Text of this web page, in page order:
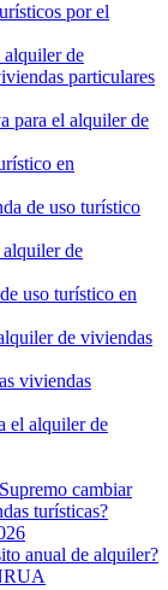
por el
de
particulares
el alquiler de
en
de uso turístico
de
uso turístico en
de viviendas
viviendas
el alquiler de
cambiar
turísticas?
anual de alquiler?